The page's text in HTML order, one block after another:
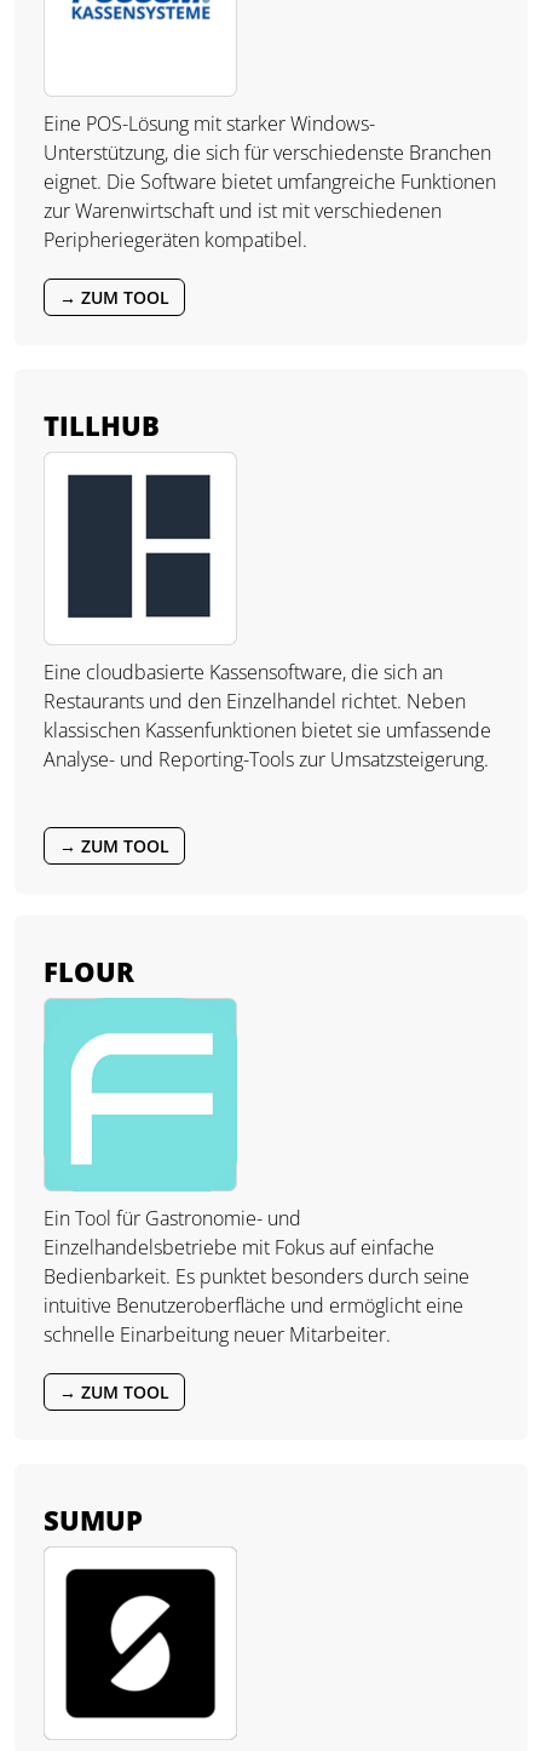
Eine POS-Lösung mit starker Windows-
Unterstützung, die sich für verschiedenste Branchen
eignet. Die Software bietet umfangreiche Funktionen
zur Warenwirtschaft und ist mit verschiedenen
Peripheriegeräten kompatibel.
→ ZUM TOOL
TILLHUB
Eine cloudbasierte Kassensoftware, die sich an
Restaurants und den Einzelhandel richtet. Neben
klassischen Kassenfunktionen bietet sie umfassende
Analyse- und Reporting-Tools zur Umsatzsteigerung.
→ ZUM TOOL
FLOUR
Ein Tool für Gastronomie- und
Einzelhandelsbetriebe mit Fokus auf einfache
Bedienbarkeit. Es punktet besonders durch seine
intuitive Benutzeroberfläche und ermöglicht eine
schnelle Einarbeitung neuer Mitarbeiter.
→ ZUM TOOL
SUMUP